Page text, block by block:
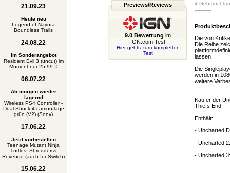
21.09.23
Heute neu
Legend of Nayuta
Boundless Trails
24.08.22
Im Sonderangebot
Resident Evil 3 (uncut) im
Moment nur 25,99 €
06.07.22
Ab morgen wieder
lagernd
Wireless PS4 Controller -
Dual Shock 4 camouflage
grün (V2) (Sony)
17.06.22
Jetzt vorbestellen
Teenage Mutant Ninja
Turtles: Shredderss
Revenge (auch für Switch)
15.06.22
Previews/Reviews
9.0 Bewertung im
IGN.com Test
Hier gehts zum kompletten
Test
4
Die von
Die Reihe
lassen.
Die
werden in
weitere
Käufer der
Thiefs End.
Enthält:
- Uncharted
- Uncharted
- Uncharted